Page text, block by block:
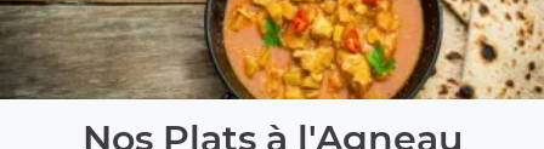
Nos Plats à l'Agneau